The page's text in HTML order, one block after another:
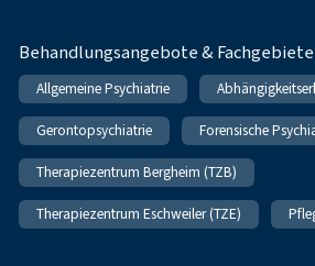
Behandlungsangebote & Fachgebiete
Allgemeine Psychiatrie
Gerontopsychiatrie Forensische
Therapiezentrum Bergheim (TZB)
Therapiezentrum Eschweiler (TZE)